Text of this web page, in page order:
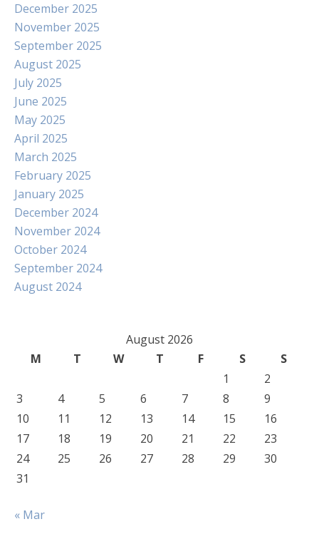
December 2025
November 2025
September 2025
August 2025
July 2025
June 2025
May 2025
April 2025
March 2025
February 2025
January 2025
December 2024
November 2024
October 2024
September 2024
August 2024
August 2026
M
T W T F S
S
1
2
3
4 5 6 7 8
9
10
11 12 13 14 15
16
17
18 19 20 21 22
23
24
25 26 27 28 29
30
31
« Mar